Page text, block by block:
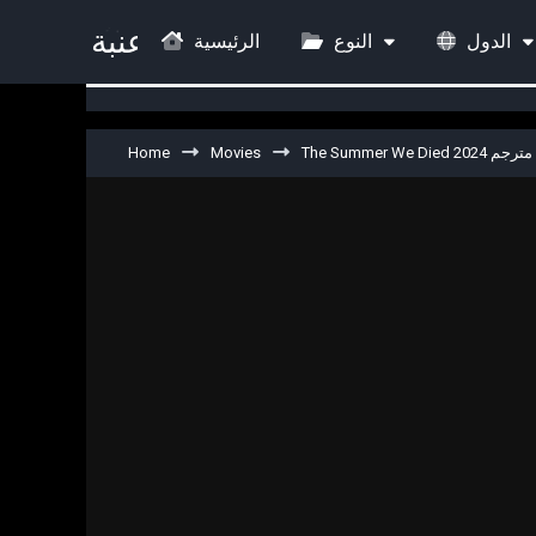
الرئيسية النوع الدول
Home Movies The Summer We Died 2024 مترجم